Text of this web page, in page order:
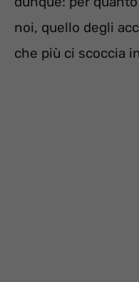
noi, quello degli
che più ci scoccia